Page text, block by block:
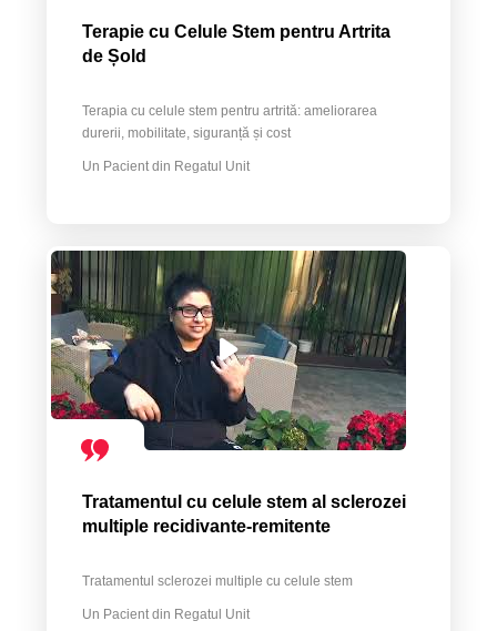
Terapie cu Celule Stem pentru Artrita
de Șold
Terapia cu celule stem pentru artrită: ameliorarea
durerii, mobilitate, siguranță și cost
Un Pacient din Regatul Unit
Tratamentul cu celule stem al sclerozei
multiple recidivante-remitente
Tratamentul sclerozei multiple cu celule stem
Un Pacient din Regatul Unit